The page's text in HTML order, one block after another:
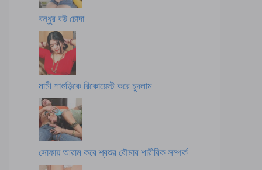
বন্ধুর বউ চোদা
মামী শাশুড়িকে রিকোয়েস্ট করে চুদলাম
সোফায় আরাম করে শ্বশুর বৌমার শারীরিক সম্পর্ক